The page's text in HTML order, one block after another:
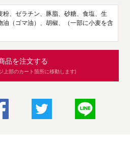
、ゼラチン、豚脂、砂糖、食塩、生
油（ゴマ油）、胡椒、（一部に小麦を含
品を注文する
上部のカート箇所に移動します)